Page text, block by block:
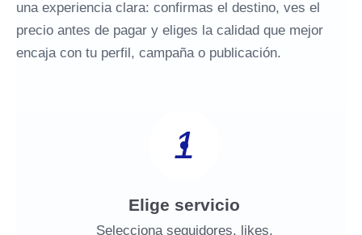
una experiencia clara: confirmas el destino, ves el
precio antes de pagar y eliges la calidad que mejor
encaja con tu perfil, campaña o publicación.
1
Elige servicio
Selecciona seguidores, likes,